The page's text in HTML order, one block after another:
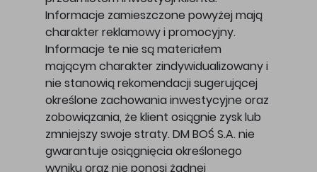
Informacje zamieszczone powyżej mają
charakter reklamowy i promocyjny.
Informacje te nie są materiałem
mającym charakter zindywidualizowany i
nie stanowią rekomendacji sugerującej
określone zachowania inwestycyjne oraz
zobowiązania, że klient osiągnie zysk lub
zmniejszy swoje straty. DM BOŚ S.A. nie
gwarantuje osiągnięcia określonego
wyniku oraz nie ponosi żadnej